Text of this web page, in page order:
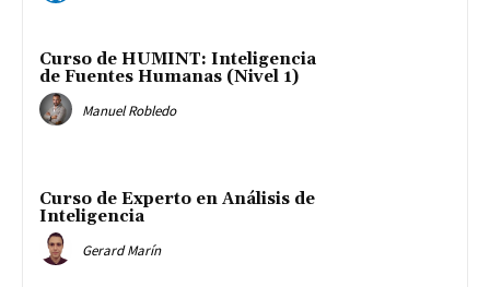
Curso de HUMINT: Inteligencia
de Fuentes Humanas (Nivel 1)
Manuel Robledo
Curso de Experto en Análisis de
Inteligencia
Gerard Marín